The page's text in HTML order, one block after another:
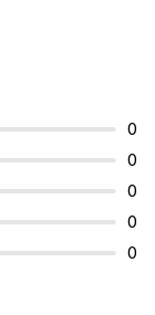
0
0
0
0
0